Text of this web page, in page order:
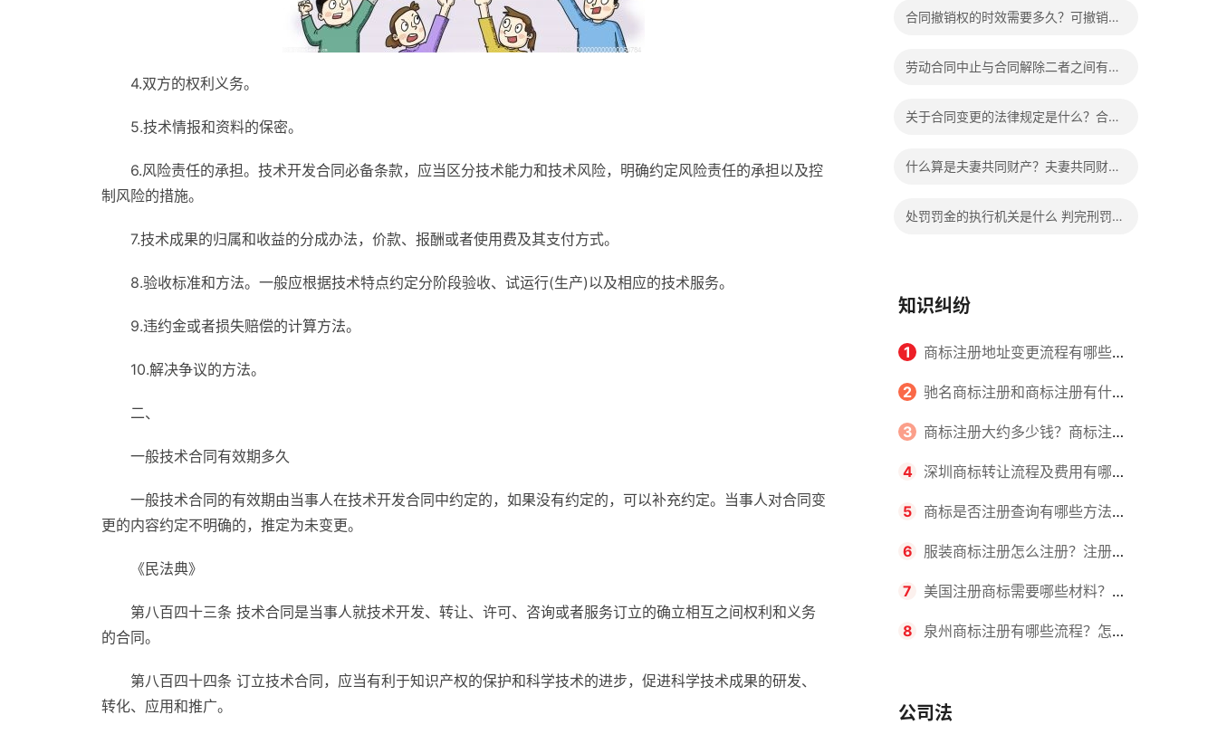
4.双方的权利义务。
5.技术情报和资料的保密。
6.风险责任的承担。技术开发合同必备条款，应当区分技术能力和技术风险，明确约定风险责任的承担以及控
制风险的措施。
7.技术成果的归属和收益的分成办法，价款、报酬或者使用费及其支付方式。
8.验收标准和方法。一般应根据技术特点约定分阶段验收、试运行(生产)以及相应的技术服务。
9.违约金或者损失赔偿的计算方法。
10.解决争议的方法。
二、
一般技术合同有效期多久
一般技术合同的有效期由当事人在技术开发合同中约定的，如果没有约定的，可以补充约定。当事人对合同变
更的内容约定不明确的，推定为未变更。
《民法典》
第八百四十三条 技术合同是当事人就技术开发、转让、许可、咨询或者服务订立的确立相互之间权利和义务
的合同。
第八百四十四条 订立技术合同，应当有利于知识产权的保护和科学技术的进步，促进科学技术成果的研发、
转化、应用和推广。
合同撤销权的时效需要多久？可撤销合
劳动合同中止与合同解除二者之间有什
关于合同变更的法律规定是什么？合同
什么算是夫妻共同财产？夫妻共同财产
处罚罚金的执行机关是什么 判完刑罚金
知识纠纷
1 商标注册地址变更流程有哪些？
怎么提交申请书件？
2 驰名商标注册和商标注册有什么
区别？
3 商标注册大约多少钱？商标注册
查询的方式有哪些？
4 深圳商标转让流程及费用有哪些
要求？商标转让所需时间是多久？
5 商标是否注册查询有哪些方法？
有哪些步骤？
6 服装商标注册怎么注册？注册商
标流程有哪些？
7 美国注册商标需要哪些材料？美
国商标办理流程有哪些？
8 泉州商标注册有哪些流程？怎么
公司法